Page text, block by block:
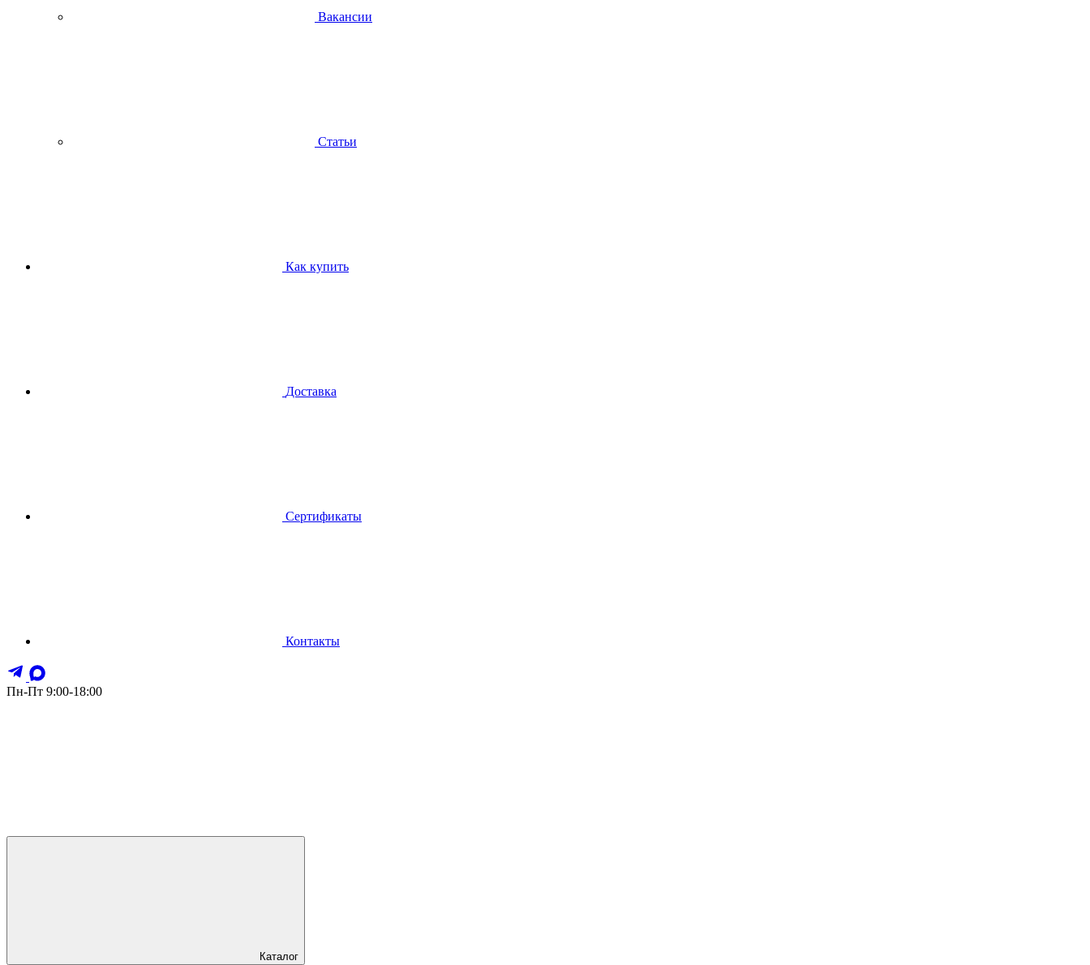
Вакансии
Статьи
Как купить
Доставка
Сертификаты
Контакты
Пн-Пт 9:00-18:00
Каталог